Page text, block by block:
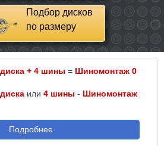
Подбор дисков
по размеру
+ 4 шины = Шиномонтаж 0
или 4 шины - Шиномонтаж
Подробнее